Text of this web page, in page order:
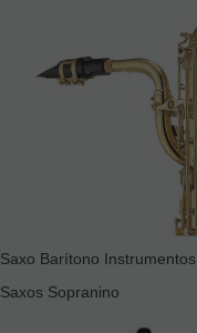
Saxo Barítono Instrumentos
Saxos Sopranino